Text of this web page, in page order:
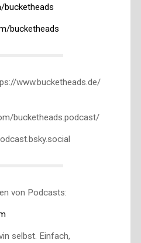
bucketheads
bucketheads
www.bucketheads.de/
bucketheads.podcast/
von Podcasts:
selbst. Einfach,